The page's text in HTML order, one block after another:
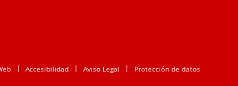
Accesibilidad Aviso Legal Protección de datos